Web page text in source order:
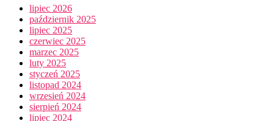
lipiec 2026
październik 2025
lipiec 2025
czerwiec 2025
marzec 2025
luty 2025
styczeń 2025
listopad 2024
wrzesień 2024
sierpień 2024
lipiec 2024